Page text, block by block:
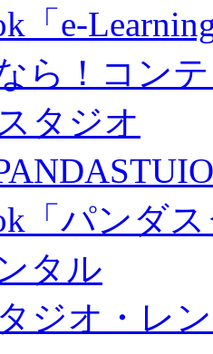
「e-
ら！コン
タジオ
「パンダ
タル
ジオ・レ